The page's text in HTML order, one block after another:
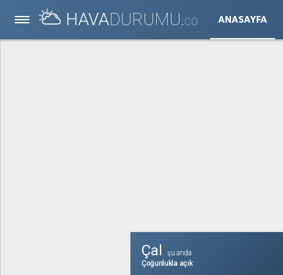
HAVADURUMU.CO ANASAYFA
Çal
şu anda
Çoğunlukla açık